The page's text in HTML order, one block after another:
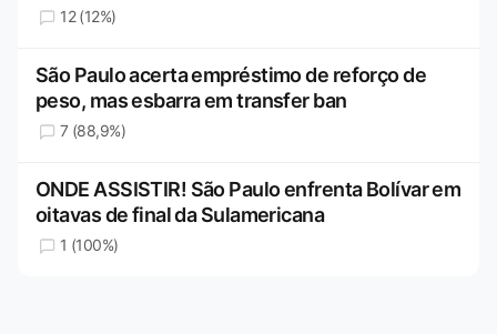
12 (12%)
São Paulo acerta empréstimo de reforço de
peso, mas esbarra em transfer ban
7 (88,9%)
ONDE ASSISTIR! São Paulo enfrenta Bolívar em
oitavas de final da Sulamericana
1 (100%)